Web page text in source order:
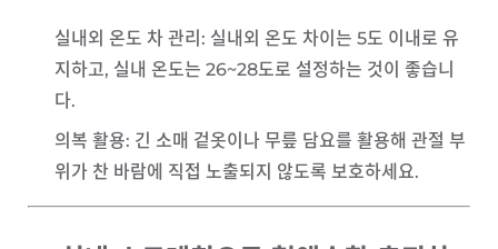
실내외 온도 차 관리 : 실내외 온도 차이는 5도 이내로 유
지하고, 실내 온도는 26~28도로 설정하는 것이 좋습니
다.
의복 활용: 긴 소매 겉옷이나 무릎 담요를 활용해 관절 부
위가 찬 바람에 직접 노출되지 않도록 보호하세요.